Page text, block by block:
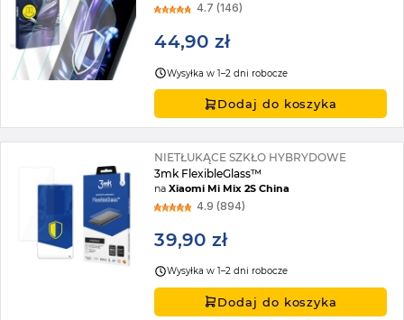
4.7 (146)
44,90 zł
Wysyłka w 1–2 dni robocze
Dodaj do koszyka
NIETŁUKĄCE SZKŁO HYBRYDOWE
3mk FlexibleGlass™
naXiaomi Mi Mix 2S China
4.9 (894)
39,90 zł
Wysyłka w 1–2 dni robocze
Dodaj do koszyka